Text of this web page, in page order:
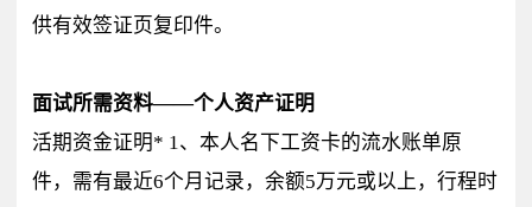
供有效签证页复印件。
面试所需资料——个人资产证明
活期资金证明* 1、本人名下工资卡的流水账单原
件，需有最近6个月记录，余额5万元或以上，行程时